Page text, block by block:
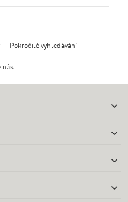
Pokročilé vyhledávání
nás